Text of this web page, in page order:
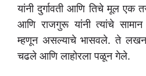
यांनी दुर्गावती आणि तिचे मूल
आणि राजगुरू यांनी त्यांचे
म्हणून असल्याचे भासवले. ते
चढले आणि लाहोरला पळून गेले.